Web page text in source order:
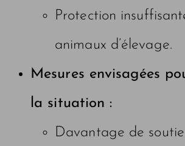
Protection
animaux d’élevage.
Mesures envisagées
la situation :
Davantage de